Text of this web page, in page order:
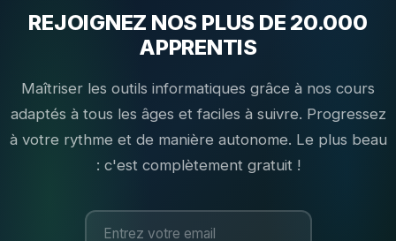
REJOIGNEZ NOS PLUS DE 20.000
APPRENTIS
Maîtriser les outils informatiques grâce à nos cours
adaptés à tous les âges et faciles à suivre. Progressez
à votre rythme et de manière autonome. Le plus beau
: c'est complètement gratuit !